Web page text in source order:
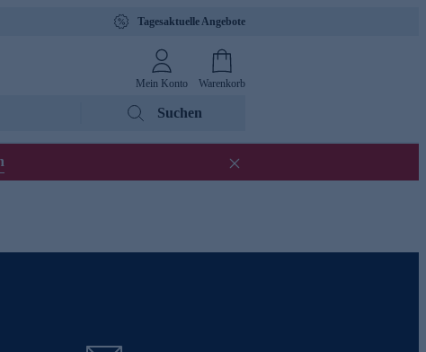
Tagesaktuelle Angebote
Mein Konto Warenkorb
Suchen